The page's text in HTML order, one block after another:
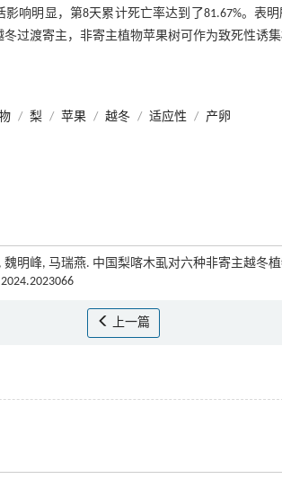
响明显，第8天累计死亡率达到了81.67%。表
过渡寄主，非寄主植物苹果树可作为致死性诱
/ 梨 / 苹果 / 越冬 / 适应性 / 产卵
明峰, 马瑞燕. 中国梨喀木虱对六种非寄主越冬
上一篇